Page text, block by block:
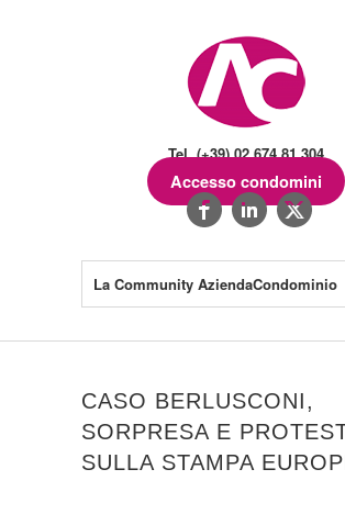
Tel. (+39) 02.674.81.304
Accesso condomini
La Community AziendaCondominio
CASO BERLUSCONI,
SORPRESA E
SULLA STAMPA